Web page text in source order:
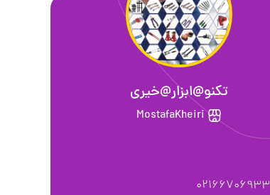
تکنو@ابزار@خیری
MostafaKheiri
02166706933